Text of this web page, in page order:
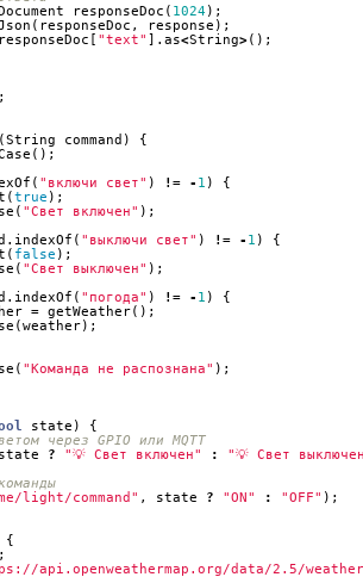
responseDoc ( 1024);
( responseDoc , response );
responseDoc [ "text" ]. as<String>();
;
(String command )
{
();
( "включи свет" ) != - 1 )
{
(true );
( "Свет включен" );
. indexOf ( "выключи свет" ) != - 1 )
{
( false );
( "Свет выключен" );
. indexOf ( "погода" ) != - 1 )
{
= getWeather();
(weather);
( "Команда не распознана" );
state )
{
state ? "💡 Свет включен" :
"💡 Свет
light/command" , state ? "ON" : "OFF" );
{
;
api.openweathermap.org/data/2.5/